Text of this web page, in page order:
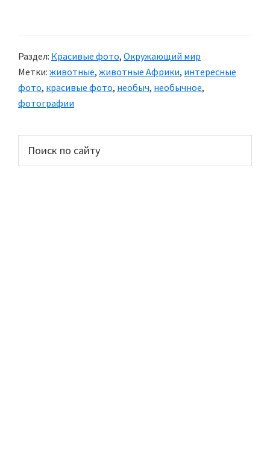
Раздел: Красивые фото, Окружающий мир
Метки: животные, животные Африки, интересные
фото, красивые фото, необыч, необычное,
фотографии
Основной
сайдбар